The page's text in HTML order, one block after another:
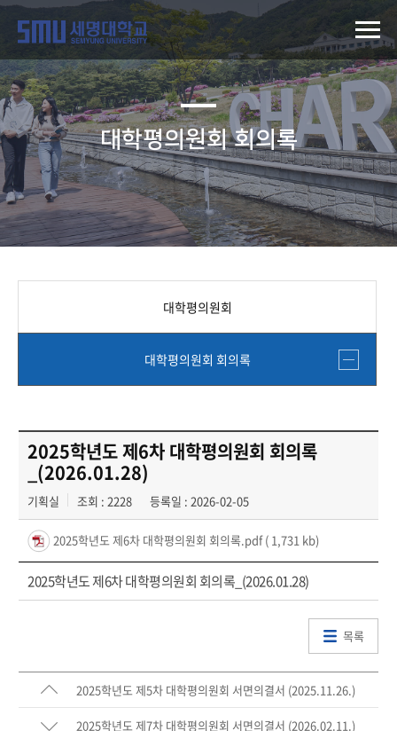
대학평의원회 회의록
대학평의원회
대학평의원회 회의록
2025학년도 제6차 대학평의원회 회의록
_(2026.01.28)
기획실 조회 : 2228 등록일 : 2026-02-05
2025학년도 제6차 대학평의원회 회의록.pdf( 1,731 kb)
2025학년도 제6차 대학평의원회 회의록_(2026.01.28)
목록
2025학년도 제5차 대학평의원회 서면의결서 (2025.11.26.)
2025학년도 제7차 대학평의원회 서면의결서 (2026.02.11.)